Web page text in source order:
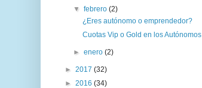
▼febrero(2)
¿Eres autónomo o emprendedor?
Cuotas Vip o Gold en los Autónomos
►enero(2)
► 2017 (32)
► 2016 (34)